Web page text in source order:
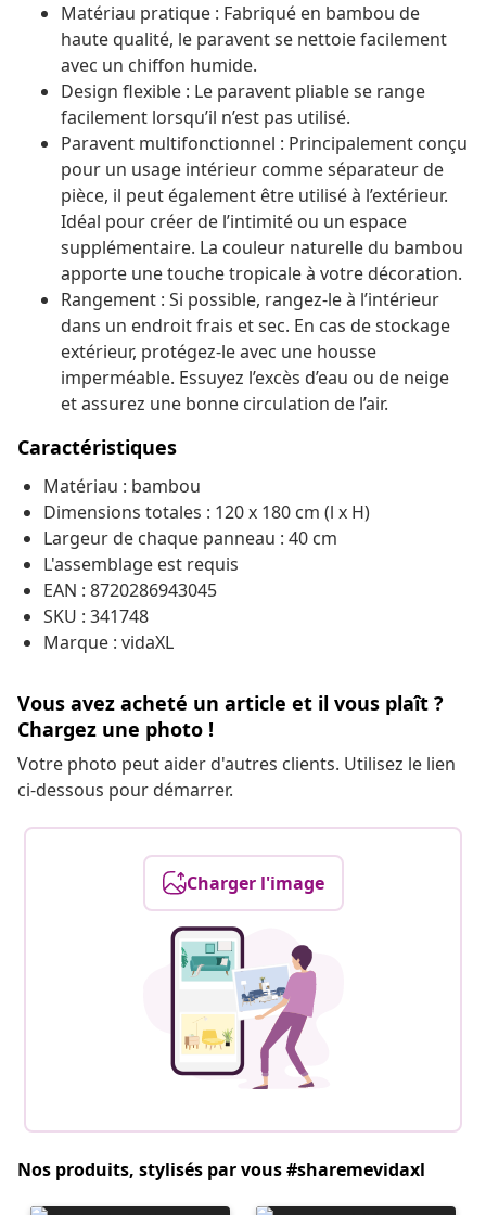
Matériau pratique : Fabriqué en bambou de
haute qualité, le paravent se nettoie facilement
avec un chiffon humide.
Design flexible : Le paravent pliable se range
facilement lorsqu’il n’est pas utilisé.
Paravent multifonctionnel : Principalement conçu
pour un usage intérieur comme séparateur de
pièce, il peut également être utilisé à l’extérieur.
Idéal pour créer de l’intimité ou un espace
supplémentaire. La couleur naturelle du bambou
apporte une touche tropicale à votre décoration.
Rangement : Si possible, rangez-le à l’intérieur
dans un endroit frais et sec. En cas de stockage
extérieur, protégez-le avec une housse
imperméable. Essuyez l’excès d’eau ou de neige
et assurez une bonne circulation de l’air.
Caractéristiques
Matériau : bambou
Dimensions totales : 120 x 180 cm (l x H)
Largeur de chaque panneau : 40 cm
L'assemblage est requis
EAN : 8720286943045
SKU : 341748
Marque : vidaXL
Vous avez acheté un article et il vous plaît ?
Chargez une photo !
Votre photo peut aider d'autres clients. Utilisez le lien
ci-dessous pour démarrer.
Charger l'image
Nos produits, stylisés par vous #sharemevidaxl